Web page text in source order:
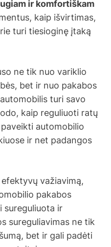
ir komfortiškam
kaip išvirtimas,
turi tiesioginę įtaką
ne tik nuo variklio
bet ir nuo pakabos
turi savo
kaip reguliuoti ratų
automobilio
ir net padangos
važiavimą,
pakabos
sureguliuota ir
sureguliavimas ne tik
bet ir gali padėti